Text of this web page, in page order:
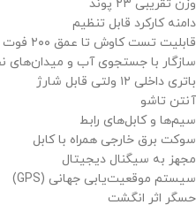
وزن تقریبی ۲۳ پوند
دامنه کارکرد قابل تنظیم
قابلیت تست کاوش تا عمق ۲۰۰ فوت
سازگار با جستجوی آب و میدان‌های
باتری داخلی ۱۲ ولتی قابل شارژ
آنتن تاشو
سیم‌ها و کابل‌های رابط
سوکت برق خارجی همراه با کابل
مجهز به سیگنال دیجیتال
سیستم موقعیت‌یابی جهانی (GPS)
حسگر اثر انگشت